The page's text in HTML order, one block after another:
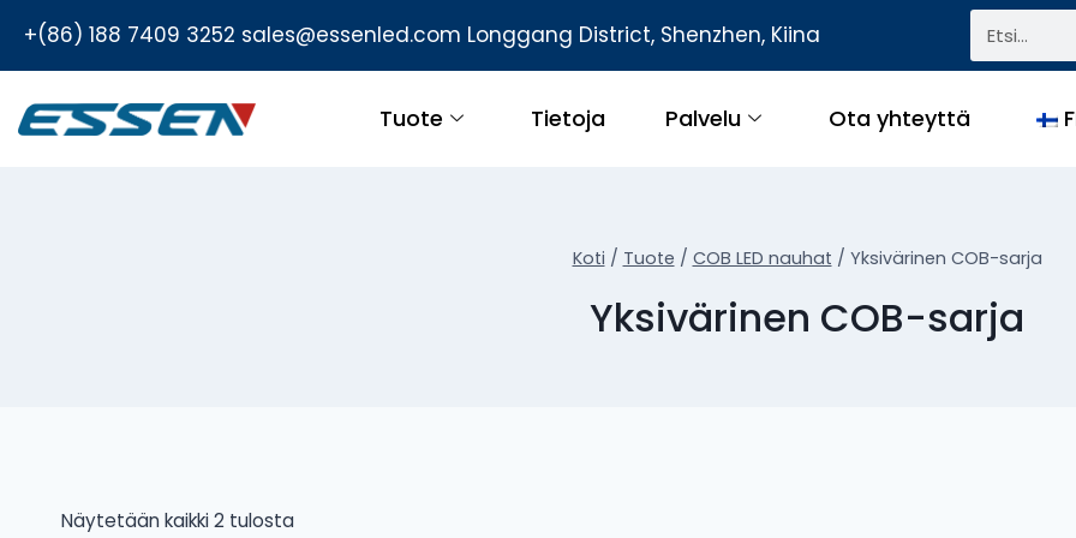
+(86) 188 7409 3252 sales@essenled.com Longgang District, Shenzhen, Kiina
Tuote Tietoja Palvelu Ota yhteyttä
Koti / Tuote / COB LED nauhat / Yksivärinen COB-sarja
Yksivärinen COB-sarja
Näytetään kaikki 2 tulosta